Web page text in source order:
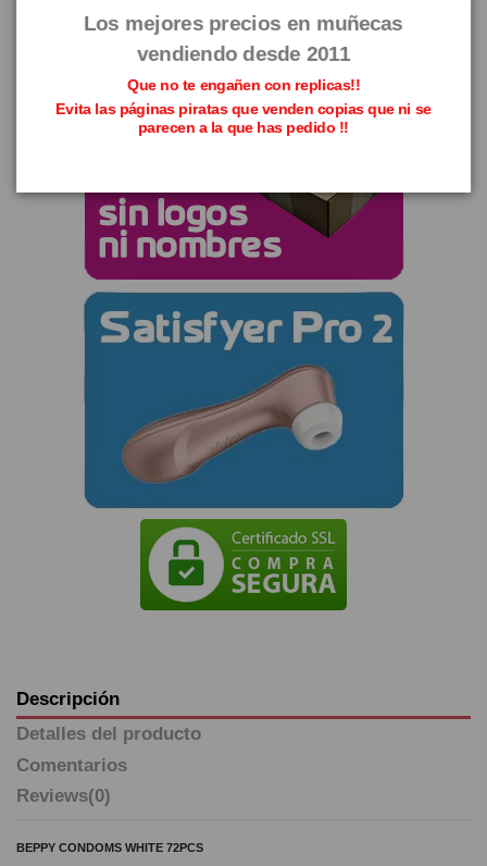
Descripción
Detalles del producto
Comentarios
Reviews(0)
Los mejores precios en muñecas
vendiendo desde 2011
Que no te engañen con replicas!!
Evita las páginas piratas que venden copias que ni se
parecen a la que has pedido !!